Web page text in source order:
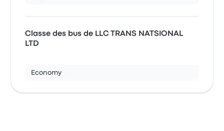
Classe des bus de LLC TRANS NATSIONAL
LTD
Economy